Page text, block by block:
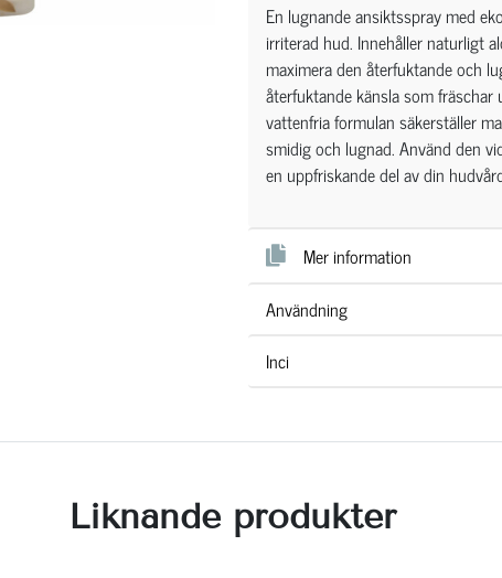
En lugnande ansiktsspray med
irriterad hud. Innehåller naturligt
maximera den återfuktande och
återfuktande känsla som
vattenfria formulan säkerställer
smidig och lugnad. Använd den
en uppfriskande del av din
Mer information
Användning
Inci
Liknande produkter